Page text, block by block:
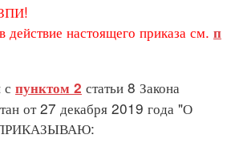
действие настоящего приказа см. п
пунктом 2 статьи 8 Закона
от 27 декабря 2019 года "О
ПРИКАЗЫВАЮ: